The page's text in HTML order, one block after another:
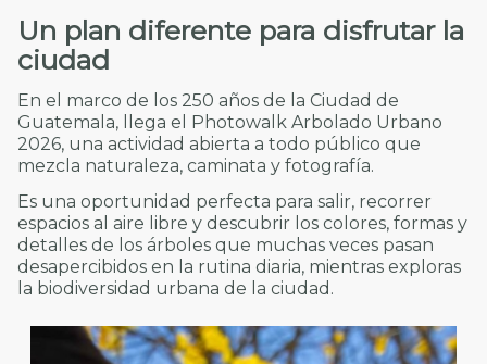
Un plan diferente para disfrutar la
ciudad
En el marco de los 250 años de la Ciudad de
Guatemala, llega el Photowalk Arbolado Urbano
2026, una actividad abierta a todo público que
mezcla naturaleza, caminata y fotografía.
Es una oportunidad perfecta para salir, recorrer
espacios al aire libre y descubrir los colores, formas y
detalles de los árboles que muchas veces pasan
desapercibidos en la rutina diaria, mientras exploras
la biodiversidad urbana de la ciudad.